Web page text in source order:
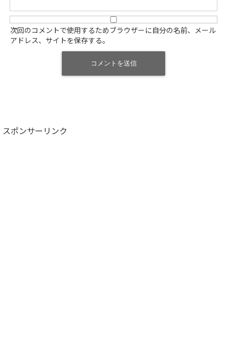
次回のコメントで使用するためブラウザーに自分の名前、メール
アドレス、サイトを保存する。
スポンサーリンク